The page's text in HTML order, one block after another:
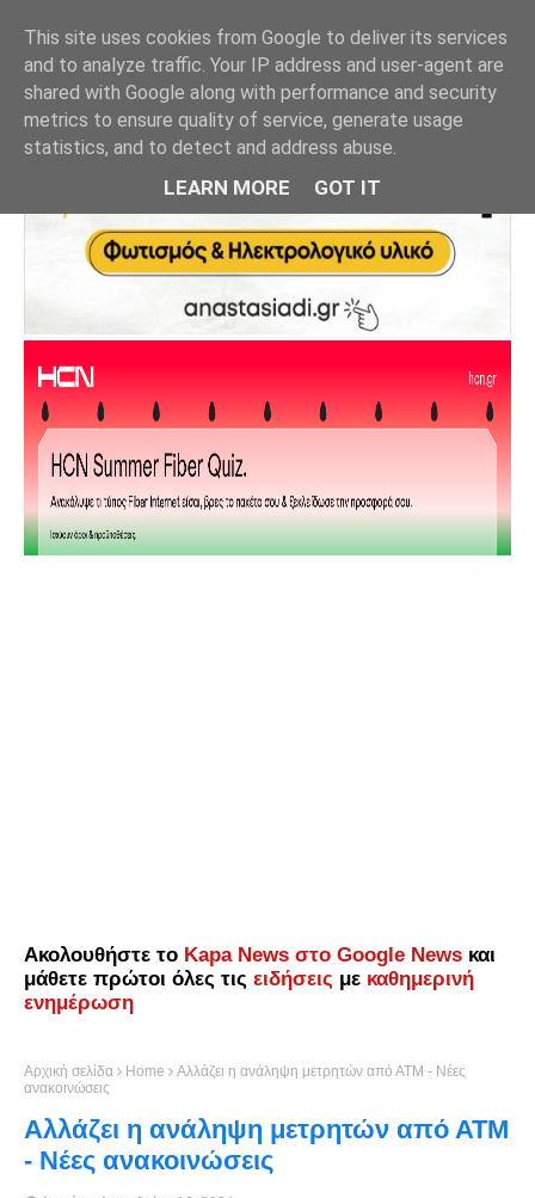
Ακολουθήστε το Kapa News στο Google News και
μάθετε πρώτοι όλες τις ειδήσεις με καθημερινή
ενημέρωση
Αρχική σελίδα Home
Αλλάζει η ανάληψη μετρητών από ΑΤΜ - Νέες
ανακοινώσεις
Αλλάζει η ανάληψη μετρητών από ΑΤΜ
- Νέες ανακοινώσεις
This site uses cookies from Google to deliver its services
and to analyze traffic. Your IP address and user-agent are
shared with Google along with performance and security
metrics to ensure quality of service, generate usage
statistics, and to detect and address abuse.
LEARN MORE GOT IT